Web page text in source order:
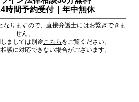
時間予約受付｜ 年中無休
りますので、直接弁護士にはお繋ぎできま
せん。
ましては別途こちら をご覧ください。
談に対応できない場合がございます。